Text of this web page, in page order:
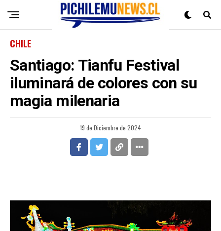
CHILE
Santiago: Tianfu Festival
iluminará de colores con su
magia milenaria
19 de Diciembre de 2024